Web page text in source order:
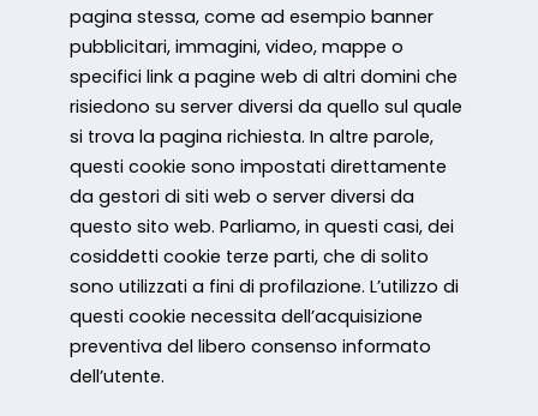
pagina stessa, come ad esempio banner
pubblicitari, immagini, video, mappe o
specifici link a pagine web di altri domini che
risiedono su server diversi da quello sul quale
si trova la pagina richiesta. In altre parole,
questi cookie sono impostati direttamente
da gestori di siti web o server diversi da
questo sito web. Parliamo, in questi casi, dei
cosiddetti cookie terze parti, che di solito
sono utilizzati a fini di profilazione. L’utilizzo di
questi cookie necessita dell’acquisizione
preventiva del libero consenso informato
dell’utente.